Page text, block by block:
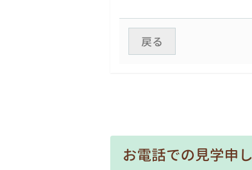
話やファックスによる
個人情報を取り扱う業務
密保持契約等を取り交わ
戻る
お電話での見学申